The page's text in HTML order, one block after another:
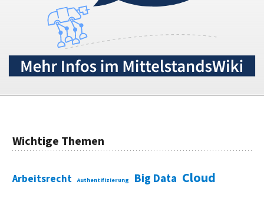
Wichtige Themen
Arbeitsrecht Authentifizierung Big Data Cloud